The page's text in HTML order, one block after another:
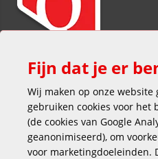
Fijn dat je er
Wij maken op onze website
gebruiken cookies voor het
(de cookies van Google
geanonimiseerd), om
voor marketingdoeleinden.